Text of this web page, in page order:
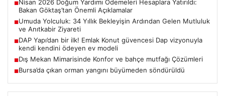
■Nisan 2026 Doğum Yardımı Ödemeleri Hesaplara Yatırıldı:
Bakan Göktaş’tan Önemli Açıklamalar
■Umuda Yolculuk: 34 Yıllık Bekleyişin Ardından Gelen Mutluluk
ve Anıtkabir Ziyareti
■DAP Yapı’dan bir ilk! Emlak Konut güvencesi Dap vizyonuyla
kendi kendini ödeyen ev modeli
■Dış Mekan Mimarisinde Konfor ve bahçe mutfağı Çözümleri
■Bursa’da çıkan orman yangını büyümeden söndürüldü